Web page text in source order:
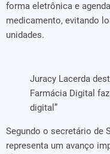
forma eletrônica e
medicamento, evitando
unidades.
Juracy Lacerda
Farmácia Digital
digital”
Segundo o secretário de
representa um avanço